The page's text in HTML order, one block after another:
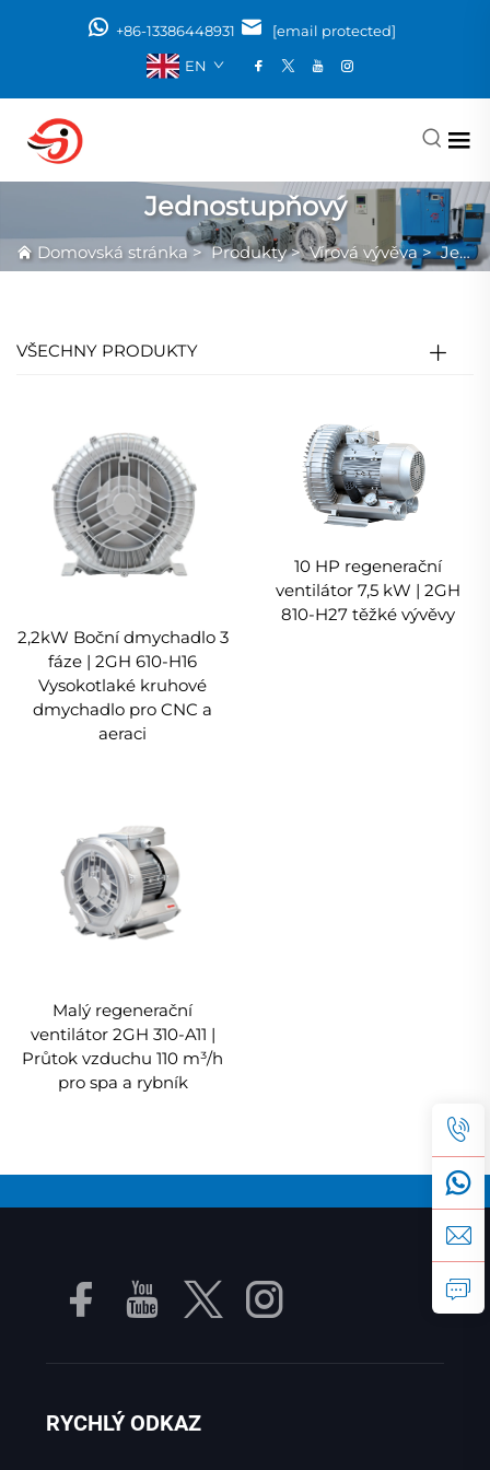
+86-13386448931
[email protected]
EN
Jednostupňový
Domovská stránka>Produkty>Vírová vývěva>Jednostupňový
VŠECHNY PRODUKTY
2,2kW Boční dmychadlo 3
fáze | 2GH 610-H16
Vysokotlaké kruhové
dmychadlo pro CNC a
aeraci
10 HP regenerační
ventilátor 7,5 kW | 2GH
810-H27 těžké vývěvy
Malý regenerační
ventilátor 2GH 310-A11 |
Průtok vzduchu 110 m³/h
pro spa a rybník
RYCHLÝ ODKAZ